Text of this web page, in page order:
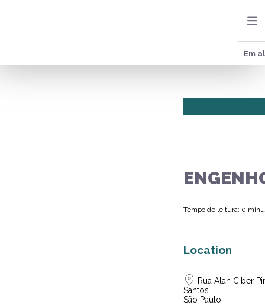
Em
Tempo de leitura: 0
Location
Rua Alan Ciber
Santos
São Paulo